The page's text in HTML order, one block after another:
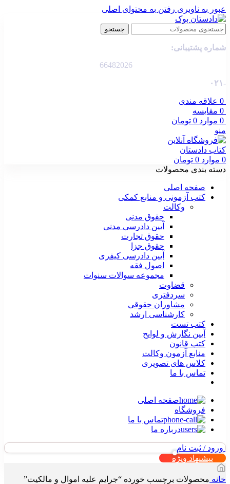
عبور به ناوبری رفتن به محتوای اصلی
جستجو
شماره پشتیبانی:
66482026
-۰۲۱
0 علاقه مندی
0 مقایسه
0 موارد 0 تومان
منو
0 موارد 0 تومان
دسته بندی محصولات
صفحه اصلی
کتب آزمونی و منابع کمکی
وکالت
حقوق مدنی
آیین دادرسی مدنی
حقوق تجارت
حقوق جزا
آیین دادرسی کیفری
اصول فقه
مجموعه سوالات سنوات
قضاوت
سردفتری
مشاوران حقوقی
کارشناسی ارشد
کتب تست
آیین نگارش و لوایح
کتب قانون
منابع آزمون وکالت
کلاس های تصویری
تماس با ما
صفحه اصلی
فروشگاه
تماس با ما
درباره ما
ورود / ثبت نام
پیشنهاد ویژه
خانه محصولات برچسب خورده “جرایم علیه اموال و مالکیت”